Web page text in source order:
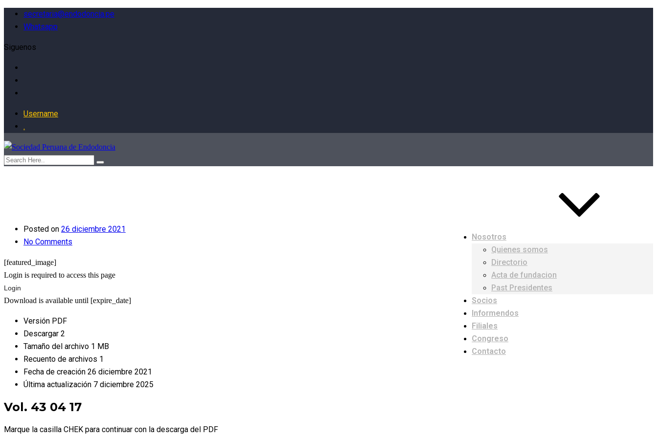
secretaria@endodoncia.pe
Whatsapp
Siguenos
Username
.
Nosotros
Quienes somos
Directorio
Acta de fundacion
Past Presidentes
Socios
Informendos
Filiales
Congreso
Contacto
Posted on 26 diciembre 2021
No Comments
[featured_image]
Login is required to access this page
Login
Download is available until [expire_date]
Versión PDF
Descargar 2
Tamaño del archivo 1 MB
Recuento de archivos 1
Fecha de creación 26 diciembre 2021
Última actualización 7 diciembre 2025
Vol. 43 04 17
Marque la casilla CHEK para continuar con la descarga del PDF